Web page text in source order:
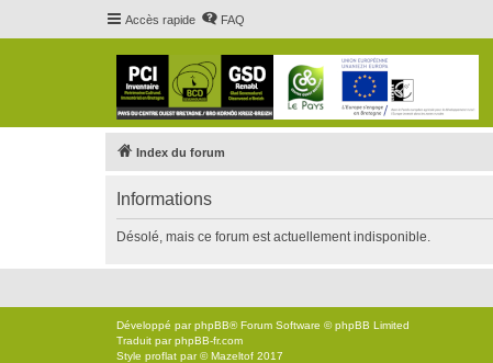
Accès rapide FAQ
Index du forum
Informations
Désolé, mais ce forum est actuellement indisponible.
Développé parphpBB® Forum Software © phpBB Limited
Traduit parphpBB-fr.com
Style proflat par ©Mazeltof 2017